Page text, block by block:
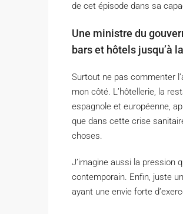
de cet épisode dans sa
Une ministre du
bars et hôtels jusqu’à
Surtout ne pas commenter
mon côté. L’hôtellerie, la
espagnole et européenne,
que dans cette crise
choses.
J’imagine aussi la pression
contemporain. Enfin, juste
ayant une envie forte